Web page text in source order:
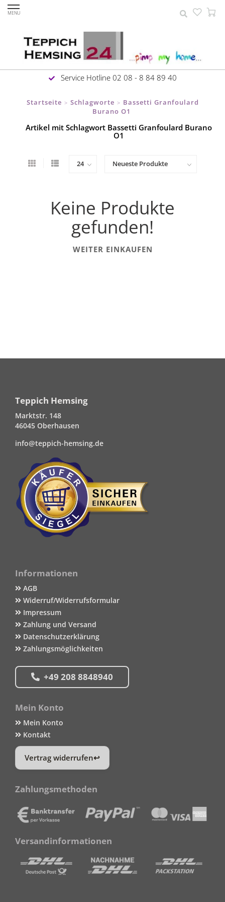
MENU
Service Hotline 02 08 - 8 84 89 40
Startseite > Schlagworte > Bassetti Granfoulard
Burano O1
Artikel mit Schlagwort Bassetti Granfoulard Burano
O1
Keine Produkte
gefunden!
WEITER EINKAUFEN
Teppich Hemsing
Marktstr. 148
46045 Oberhausen
info@teppich-hemsing.de
Informationen
AGB
Widerruf/Widerrufsformular
Impressum
Zahlung und Versand
Datenschutzerklärung
Zahlungsmöglichkeiten
+49 208 8848940
Mein Konto
Mein Konto
Kontakt
Vertrag widerrufen
Zahlungsmethoden
Versandinformationen